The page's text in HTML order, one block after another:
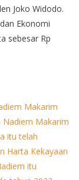
Joko Widodo.
Ekonomi
sebesar Rp